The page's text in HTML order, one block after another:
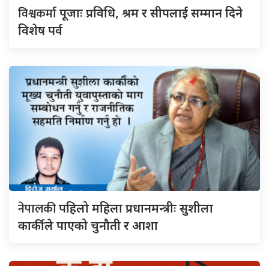
विश्वकर्मापूजाः प्रविधि, श्रम र सीपलाई सम्मान दिने
विशेष पर्व
नेपालकीपहिलो महिला प्रधानमन्त्रीः सुशीला
कार्कीले पाएको चुनौती र आशा